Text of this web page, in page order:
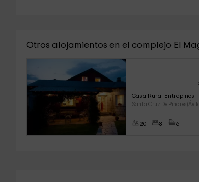
Otros alojamientos en el complejo El
Casa Rural Entrepinos
Santa Cruz De Pinares
20 8 6